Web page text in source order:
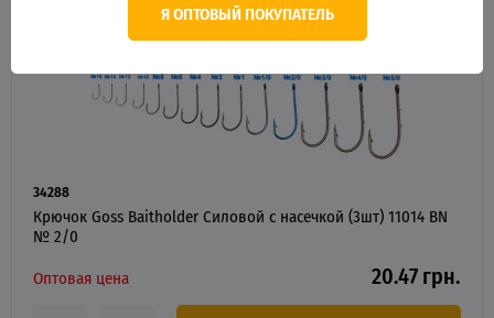
34288
Крючок Goss Baitholder Силовой с насечкой (3шт) 11014 BN
№ 2/0
Оптовая цена
20.47 грн.
Я ОПТОВЫЙ ПОКУПАТЕЛЬ